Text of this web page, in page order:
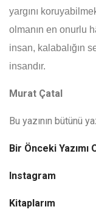
yargını
olmanın en onurlu
insan, kalabalığın
insandır.
Murat Çatal
Bu yazının bütünü
Bir Önceki Yazımı
Instagram
Kitaplarım